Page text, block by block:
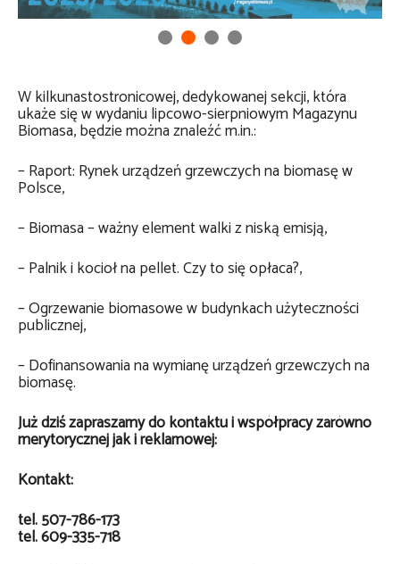
W kilkunastostronicowej, dedykowanej sekcji, która
ukaże się w wydaniu lipcowo-sierpniowym Magazynu
Biomasa, będzie można znaleźć m.in.:
– Raport: Rynek urządzeń grzewczych na biomasę w
Polsce,
– Biomasa – ważny element walki z niską emisją,
– Palnik i kocioł na pellet. Czy to się opłaca?,
– Ogrzewanie biomasowe w budynkach użyteczności
publicznej,
– Dofinansowania na wymianę urządzeń grzewczych na
biomasę.
Już dziś zapraszamy do kontaktu i współpracy zarówno
merytorycznej jak i reklamowej:
Kontakt:
tel. 507-786-173
tel. 609-335-718